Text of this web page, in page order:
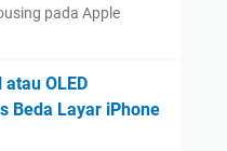
pada Apple
OLED
Beda Layar iPhone